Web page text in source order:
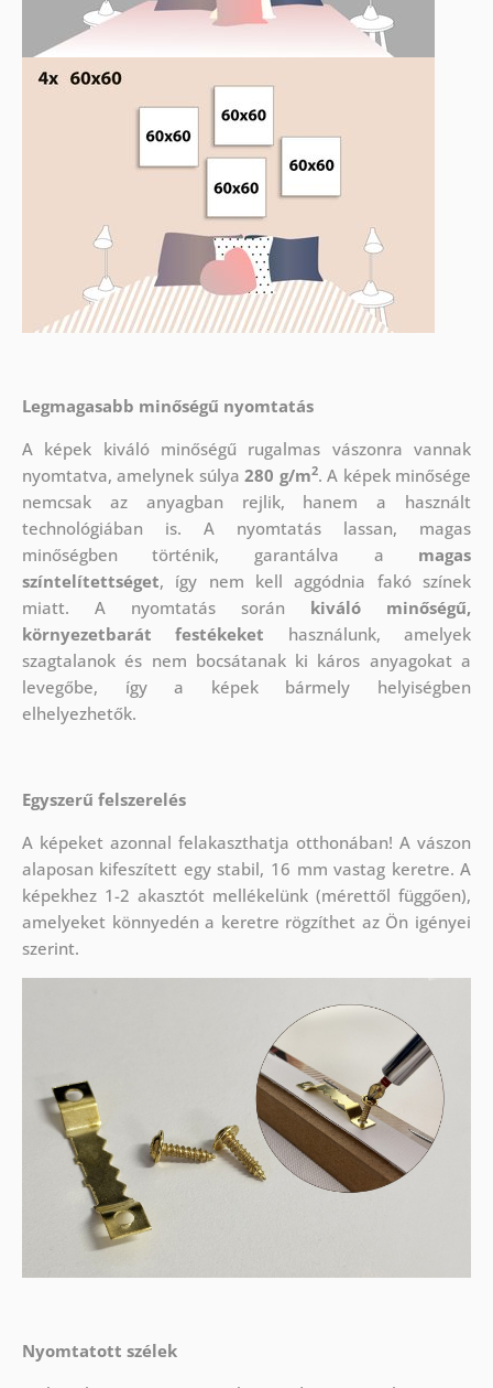
Legmagasabb minőségű nyomtatás
A képek kiváló minőségű rugalmas vászonra vannak
nyomtatva, amelynek súlya280 g/m2. A képek minősége
nemcsak az anyagban rejlik, hanem a használt
technológiában is. A nyomtatás lassan, magas
minőségben történik, garantálva a magas
színtelítettséget, így nem kell aggódnia fakó színek
miatt. A nyomtatás során kiváló minőségű,
környezetbarát festékeket használunk, amelyek
szagtalanok és nem bocsátanak ki káros anyagokat a
levegőbe, így a képek bármely helyiségben
elhelyezhetők.
Egyszerű felszerelés
A képeket azonnal felakaszthatja otthonában! A vászon
alaposan kifeszített egy stabil, 16 mm vastag keretre. A
képekhez 1-2 akasztót mellékelünk (mérettől függően),
amelyeket könnyedén a keretre rögzíthet az Ön igényei
szerint.
Nyomtatott szélek